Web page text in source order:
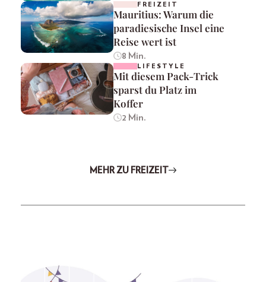
FREIZEIT
Mauritius: Warum die
paradiesische Insel eine
Reise wert ist
8 Min.
LIFESTYLE
Mit diesem Pack-Trick
sparst du Platz im
Koffer
2 Min.
MEHR ZU FREIZEIT